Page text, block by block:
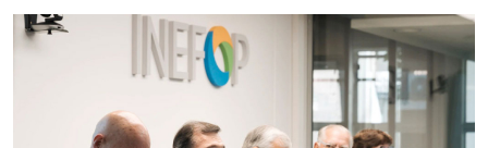
Imagen